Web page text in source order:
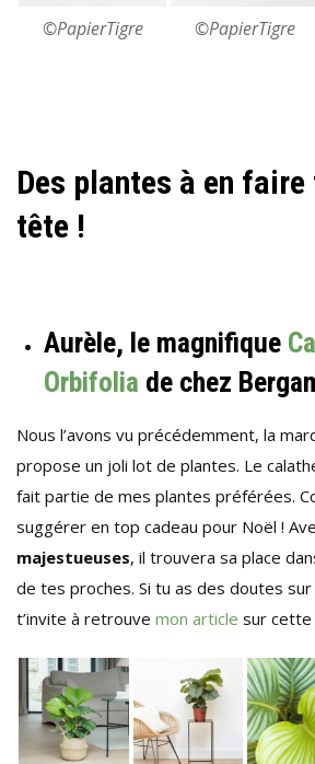
©PapierTigre ©PapierTigre
Des plantes à en
tête !
Aurèle, le magnifique
Orbifolia de chez
Nous l’avons vu précédemment, la
propose un joli lot de plantes. Le
fait partie de mes plantes préférées.
suggérer en top cadeau pour Noël !
majestueuses, il trouvera sa place
de tes proches. Si tu as des doutes
t’invite à retrouve mon article sur cette